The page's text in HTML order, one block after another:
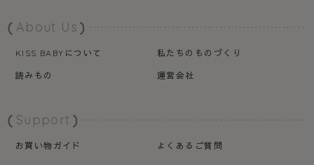
About Us
KISS BABY について
私たちのものづくり
読みもの
運営会社
Support
お買い物ガイド よくあるご質問